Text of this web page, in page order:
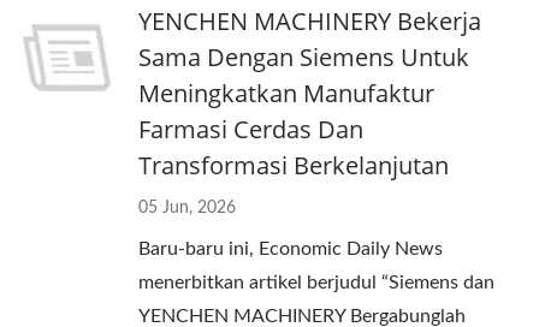
YENCHEN MACHINERY Bekerja
Sama Dengan Siemens Untuk
Meningkatkan Manufaktur
Farmasi Cerdas Dan
Transformasi Berkelanjutan
05 Jun, 2026
Baru-baru ini, Economic Daily News
menerbitkan artikel berjudul “Siemens dan
YENCHEN MACHINERY Bergabunglah